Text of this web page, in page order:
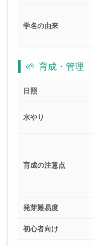
学名の由来
🌱 育成・管理
日照
水やり
育成の注意点
発芽難易度
初心者向け